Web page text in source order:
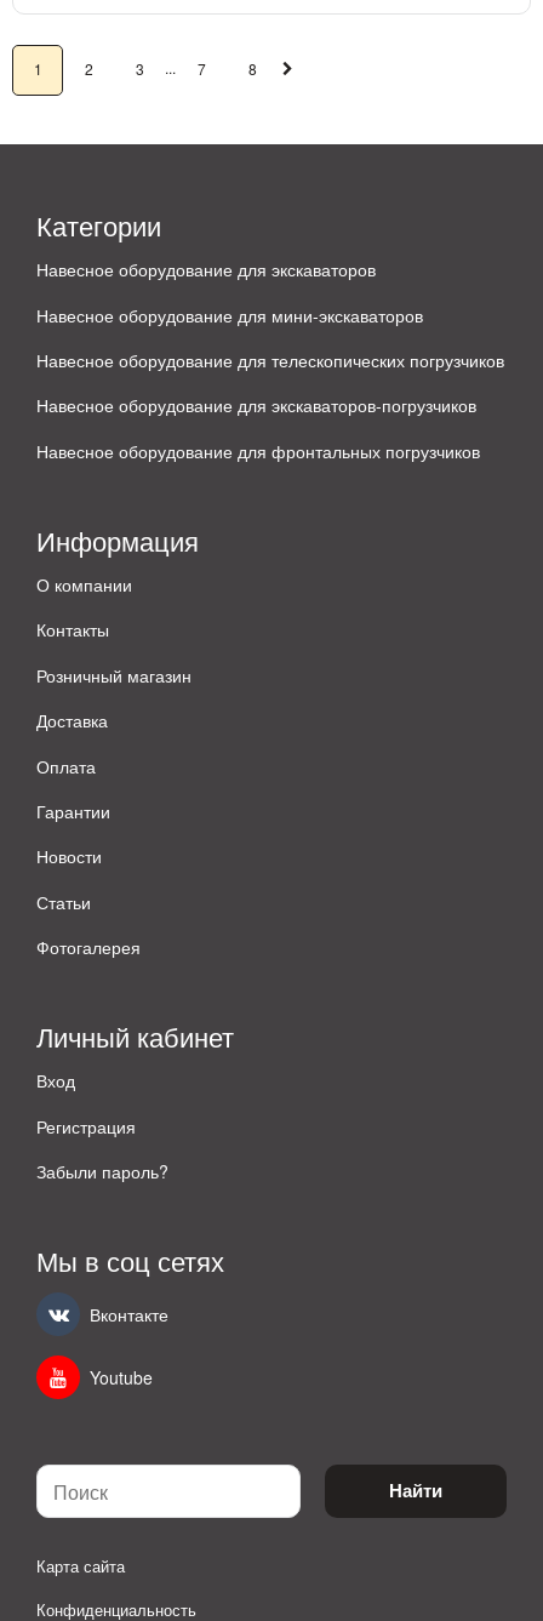
1 2 3 ... 7 8
Категории
Навесное оборудование для экскаваторов
Навесное оборудование для мини-экскаваторов
Навесное оборудование для телескопических погрузчиков
Навесное оборудование для экскаваторов-погрузчиков
Навесное оборудование для фронтальных погрузчиков
Информация
О компании
Контакты
Розничный магазин
Доставка
Оплата
Гарантии
Новости
Статьи
Фотогалерея
Личный кабинет
Вход
Регистрация
Забыли пароль?
Мы в соц сетях
Вконтакте
Youtube
Найти
Карта сайта
Конфиденциальность